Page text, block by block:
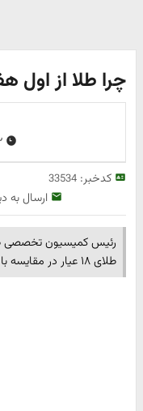
چرا طلا از اول
۱۳۹۸/۰۱/۲۲ ۱۶:۲۴:۵۷
کدخبر:33534
ارسال به
طلای ۱۸ عیار در مقایسه با اوایل هفته خبر داد.